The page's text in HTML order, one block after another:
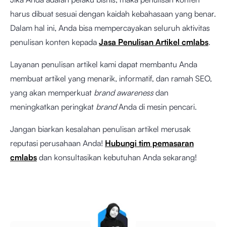
harus dibuat sesuai dengan kaidah kebahasaan yang benar.
Dalam hal ini, Anda bisa mempercayakan seluruh aktivitas
penulisan konten kepada Jasa Penulisan Artikel cmlabs.
Layanan penulisan artikel kami dapat membantu Anda
membuat artikel yang menarik, informatif, dan ramah SEO,
yang akan memperkuat brand awarenessdan
meningkatkan peringkat brandAnda di mesin pencari.
Jangan biarkan kesalahan penulisan artikel merusak
reputasi perusahaan Anda! Hubungi tim pemasaran
cmlabs dan konsultasikan kebutuhan Anda sekarang!